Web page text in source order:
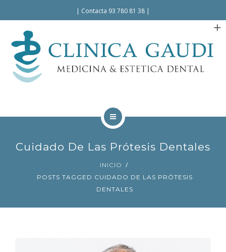
| Contacta 93 780 81 38 |
LA CLÍNICA
TRATAMIENTOS
Cuidado De Las Prótesis Dentales
INICIO
POSTS TAGGED CUIDADO DE LAS PRÓTESIS
DENTALES